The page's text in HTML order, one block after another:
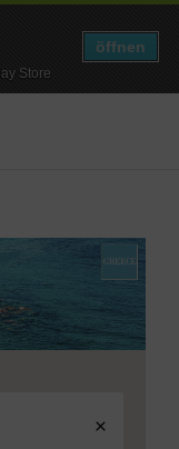
Store
öffnen